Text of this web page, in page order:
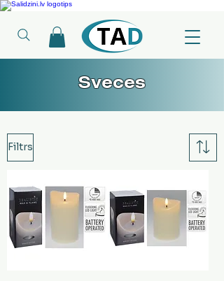
Ledusskapji, Sadzīves tehnika, Smaržas,
Sveces
Filtrs